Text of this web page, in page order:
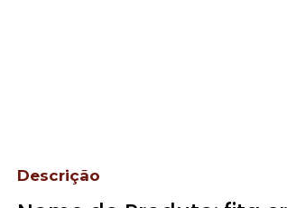
Descrição